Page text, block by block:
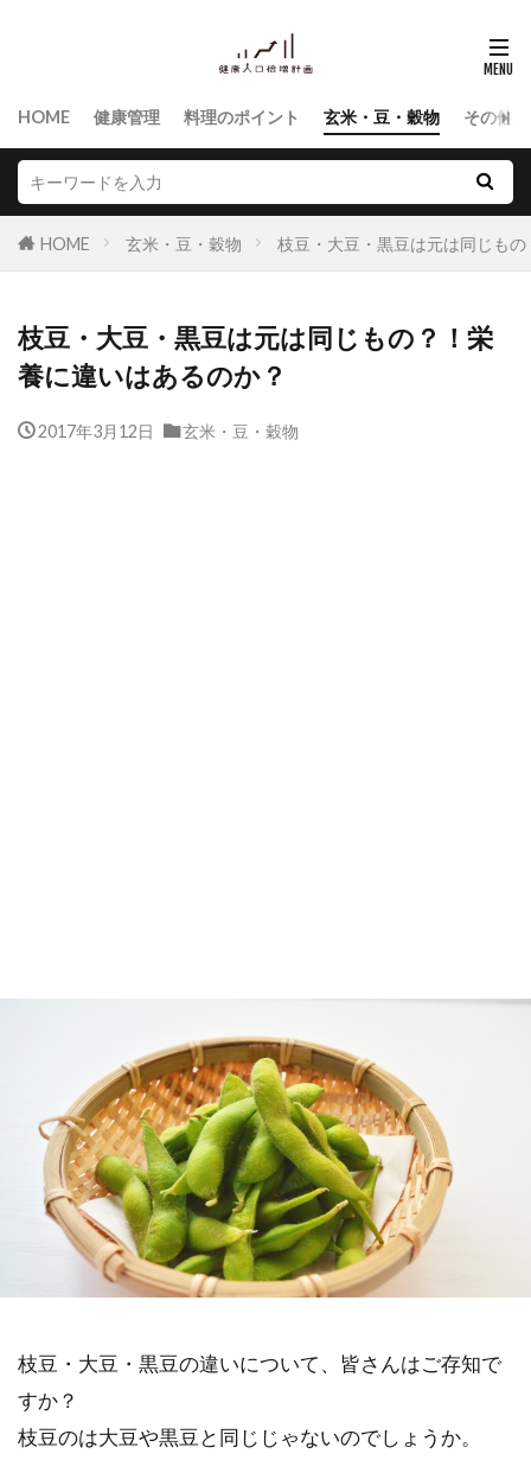
HOME 健康管理 料理のポイント 玄米・豆・穀物 その他
HOME 玄米・豆・穀物 枝豆・大豆・黒豆は元は同じも
枝豆・大豆・黒豆は元は同じもの？！栄
養に違いはあるのか？
2017年3月12日 玄米・豆・穀物
枝豆・大豆・黒豆の違いについて、皆さんはご存知で
すか？
枝豆のは大豆や黒豆と同じじゃないのでしょうか。